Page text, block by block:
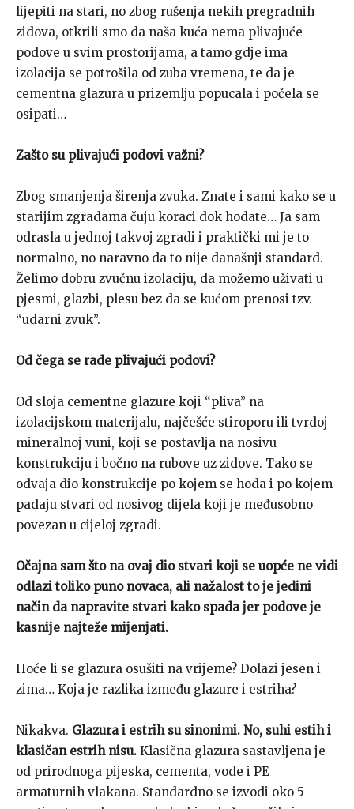
lijepiti na stari, no zbog rušenja nekih pregradnih
zidova, otkrili smo da naša kuća nema plivajuće
podove u svim prostorijama, a tamo gdje ima
izolacija se potrošila od zuba vremena, te da je
cementna glazura u prizemlju popucala i počela se
osipati…
Zašto su plivajući podovi važni?
Zbog smanjenja širenja zvuka. Znate i sami kako se u
starijim zgradama čuju koraci dok hodate… Ja sam
odrasla u jednoj takvoj zgradi i praktički mi je to
normalno, no naravno da to nije današnji standard.
Želimo dobru zvučnu izolaciju, da možemo uživati u
pjesmi, glazbi, plesu bez da se kućom prenosi tzv.
“udarni zvuk”.
Od čega se rade plivajući podovi?
Od sloja cementne glazure koji “pliva” na
izolacijskom materijalu, najčešće stiroporu ili tvrdoj
mineralnoj vuni, koji se postavlja na nosivu
konstrukciju i bočno na rubove uz zidove. Tako se
odvaja dio konstrukcije po kojem se hoda i po kojem
padaju stvari od nosivog dijela koji je međusobno
povezan u cijeloj zgradi.
Očajna sam što na ovaj dio stvari koji se uopće ne vidi
odlazi toliko puno novaca, ali nažalost to je jedini
način da napravite stvari kako spada jer podove je
kasnije najteže mijenjati.
Hoće li se glazura osušiti na vrijeme? Dolazi jesen i
zima… Koja je razlika između glazure i estriha?
Nikakva. Glazura i estrih su sinonimi. No, suhi estih i
klasičan estrih nisu. Klasična glazura sastavljena je
od prirodnoga pijeska, cementa, vode i PE
armaturnih vlakana. Standardno se izvodi oko 5